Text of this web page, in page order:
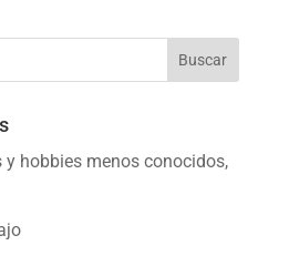
y hobbies menos conocidos,